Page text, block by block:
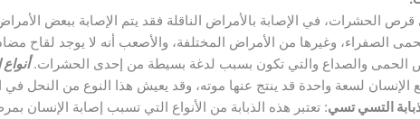
الحشرات، في الإصابة بالأمراض الناقلة فقد يتم الإصابة ببعض
الصفراء، وغيرها من الأمراض المختلفة، والأصعب أنه لا يوجد لقاح
الحمى والصداع والتي تكون بسبب لدغة بسيطة من إحدى الحشرات.
لسعة واحدة قد ينتج عنها موته، وقد يعيش هذا النوع من النحل في
التسي تسي: تعتبر هذه الذبابة من الأنواع التي تسبب إصابة الإنسان